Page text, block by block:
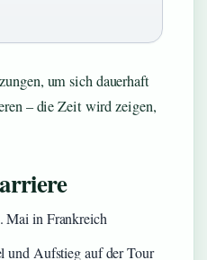
um sich dauerhaft
– die Zeit wird zeigen,
Mai in Frankreich
und Aufstieg auf der Tour